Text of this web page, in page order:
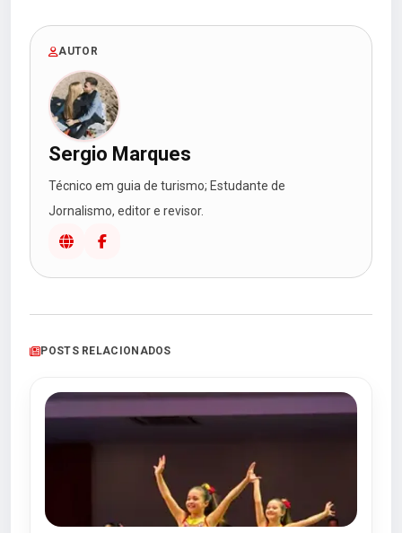
AUTOR
Sergio Marques
Técnico em guia de turismo; Estudante de
Jornalismo, editor e revisor.
POSTS RELACIONADOS